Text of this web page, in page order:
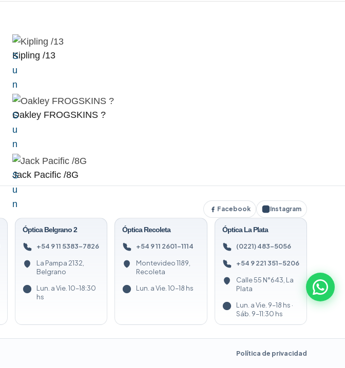
S
u
n
Kipling /13
S
u
n
Oakley FROGSKINS ?
S
u
n
Jack Pacific /8G
Facebook Instagram
Óptica Belgrano 2
+54 9 11 5383-7826
La Pampa 2132,
Belgrano
Lun. a Vie. 10–18:30
hs
Óptica Recoleta
+54 9 11 2601-1114
Montevideo 1189,
Recoleta
Lun. a Vie. 10–18 hs
Óptica La Plata
(0221) 483-5056
+54 9 221 351-5206
Calle 55 N°643, La
Plata
Lun. a Vie. 9–18 hs ·
Sáb. 9–11:30 hs
Política de privacidad